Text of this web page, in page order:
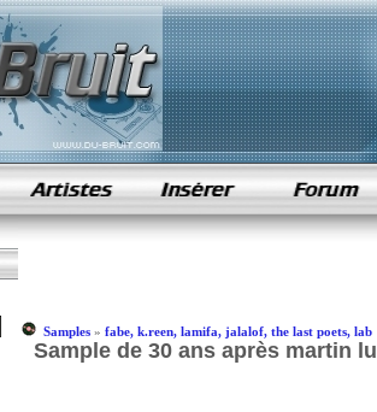
samples de rap
Samples» fabe, k.reen, lamifa, jalalof, the last poets, lab
Sample de 30 ans après martin